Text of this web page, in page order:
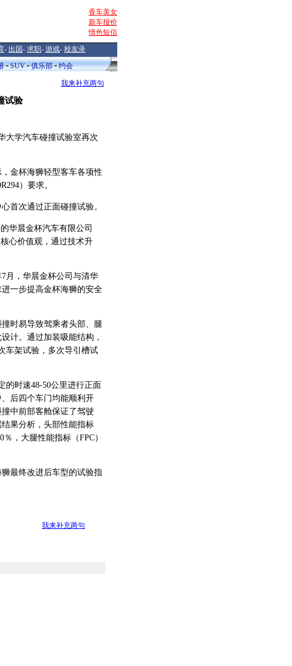
香车美女
新车报价
情色短信
- 出国- 求职- 游戏- 校友录
SUV 俱乐部 约会
我来补充两句
试验
学汽车碰撞试验室再次
金杯海狮轻型客车各项性
）要求。
首次通过正面碰撞试验。
华晨金杯汽车有限公司
心价值观，通过技术升
，华晨金杯公司与清华
一步提高金杯海狮的安全
时易导致驾乘者头部、腿
计。通过加装吸能结构，
车架试验，多次导引槽试
时速48-50公里进行正面
后四个车门均能顺利开
中前部客舱保证了驾驶
果分析，头部性能指标
，大腿性能指标（FPC）
最终改进后车型的试验指
我来补充两句